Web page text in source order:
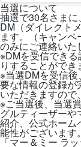
当選について
抽選で30名さまに、
DM（ダイレクト
ます。（キャン
のみにご連絡いた
※DMを受信でき
りすることがで
※当選DMを受信
要な情報の登録が
いただきますので
※ご当選後、当選
グルティーザー
紹介、公式ホーム
能性がございます。
「マー＆ミー ラ